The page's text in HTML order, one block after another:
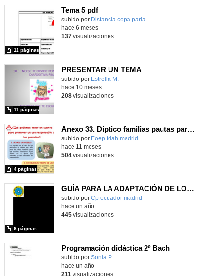
Tema 5 pdf
Contenido educativo.
subido por Distancia cepa parla
11 páginas
hace 6 meses
137visualizaciones
PRESENTAR UN TEMA
Contenido educativo.
subido por Estrella M.
11 páginas
hace 10 meses
208visualizaciones
Anexo 33. Díptico familias pautas para el uso de pantallas
Contenido educativo.
subido por Eoep tdah madrid
4 páginas
hace 11 meses
504visualizaciones
GUÍA PARA LA ADAPTACIÓN DE LOS CENTROS CON ALUMNADO NEURODIVERGENTE
subido por Cp ecuador madrid
6 páginas
hace un año
445visualizaciones
Programación didáctica 2º Bach
Contenido educativo.
subido por Sonia P.
hace un año
211 visualizaciones